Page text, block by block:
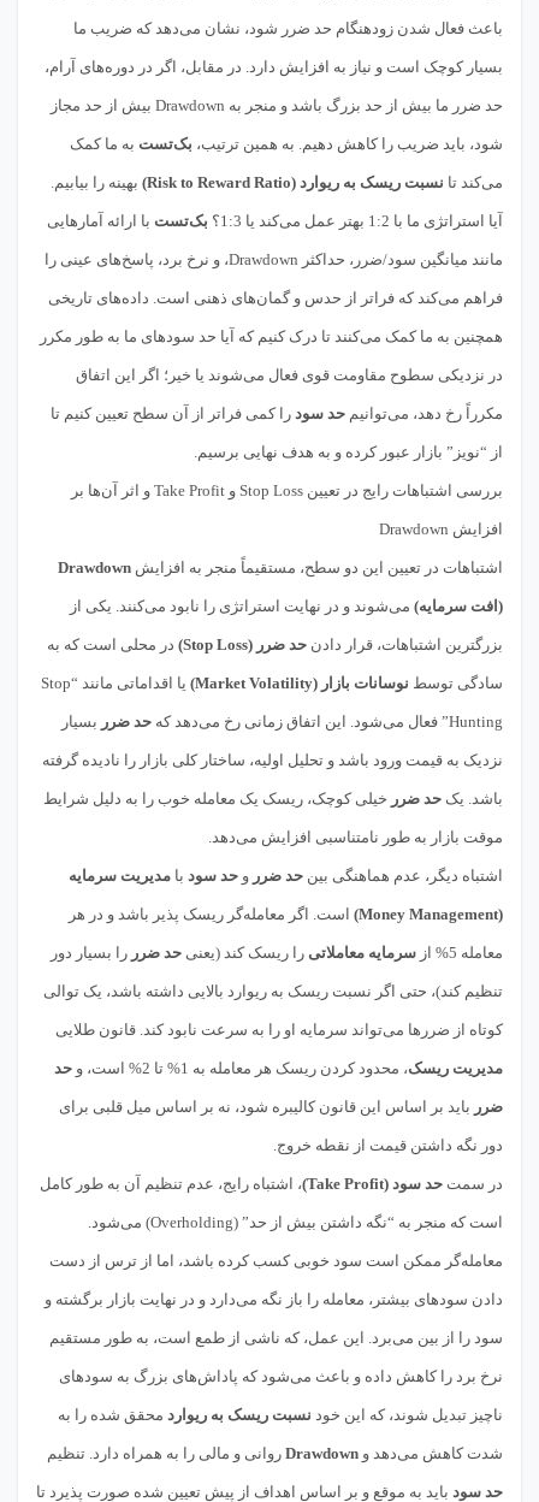
باعث فعال شدن زودهنگام حد ضرر شود، نشان می‌دهد که ضریب ما
بسیار کوچک است و نیاز به افزایش دارد. در مقابل، اگر در دوره‌های آرام،
حد ضرر ما بیش از حد بزرگ باشد و منجر به Drawdown بیش از حد مجاز
شود، باید ضریب را کاهش دهیم. به همین ترتیب، بک‌تست به ما کمک
می‌کند تا نسبت ریسک به ریوارد (Risk to Reward Ratio) بهینه را بیابیم.
آیا استراتژی ما با 1:2 بهتر عمل می‌کند یا 1:3؟ بک‌تست با ارائه آمارهایی
مانند میانگین سود/ضرر، حداکثر Drawdown، و نرخ برد، پاسخ‌های عینی را
فراهم می‌کند که فراتر از حدس و گمان‌های ذهنی است. داده‌های تاریخی
همچنین به ما کمک می‌کنند تا درک کنیم که آیا حد سودهای ما به طور مکرر
در نزدیکی سطوح مقاومت قوی فعال می‌شوند یا خیر؛ اگر این اتفاق
مکرراً رخ دهد، می‌توانیم حد سود را کمی فراتر از آن سطح تعیین کنیم تا
از “نویز” بازار عبور کرده و به هدف نهایی برسیم.
بررسی اشتباهات رایج در تعیین Stop Loss و Take Profit و اثر آن‌ها بر
افزایش Drawdown
اشتباهات در تعیین این دو سطح، مستقیماً منجر به افزایش Drawdown
(افت سرمایه) می‌شوند و در نهایت استراتژی را نابود می‌کنند. یکی از
بزرگترین اشتباهات، قرار دادن حد ضرر (Stop Loss) در محلی است که به
سادگی توسط نوسانات بازار (Market Volatility) یا اقداماتی مانند “Stop
Hunting” فعال می‌شود. این اتفاق زمانی رخ می‌دهد که حد ضرر بسیار
نزدیک به قیمت ورود باشد و تحلیل اولیه، ساختار کلی بازار را نادیده گرفته
باشد. یک حد ضرر خیلی کوچک، ریسک یک معامله خوب را به دلیل شرایط
موقت بازار به طور نامتناسبی افزایش می‌دهد.
اشتباه دیگر، عدم هماهنگی بین حد ضرر و حد سود با مدیریت سرمایه
(Money Management) است. اگر معامله‌گر ریسک پذیر باشد و در هر
معامله 5% از سرمایه معاملاتی را ریسک کند (یعنی حد ضرر را بسیار دور
تنظیم کند)، حتی اگر نسبت ریسک به ریوارد بالایی داشته باشد، یک توالی
کوتاه از ضررها می‌تواند سرمایه او را به سرعت نابود کند. قانون طلایی
مدیریت ریسک، محدود کردن ریسک هر معامله به 1% تا 2% است، و حد
ضرر باید بر اساس این قانون کالیبره شود، نه بر اساس میل قلبی برای
دور نگه داشتن قیمت از نقطه خروج.
در سمت حد سود (Take Profit) ، اشتباه رایج، عدم تنظیم آن به طور کامل
است که منجر به “نگه داشتن بیش از حد” (Overholding) می‌شود.
معامله‌گر ممکن است سود خوبی کسب کرده باشد، اما از ترس از دست
دادن سودهای بیشتر، معامله را باز نگه می‌دارد و در نهایت بازار برگشته و
سود را از بین می‌برد. این عمل، که ناشی از طمع است، به طور مستقیم
نرخ برد را کاهش داده و باعث می‌شود که پاداش‌های بزرگ به سودهای
ناچیز تبدیل شوند، که این خود نسبت ریسک به ریوارد محقق شده را به
شدت کاهش می‌دهد و Drawdown روانی و مالی را به همراه دارد. تنظیم
حد سود باید به موقع و بر اساس اهداف از پیش تعیین شده صورت پذیرد تا